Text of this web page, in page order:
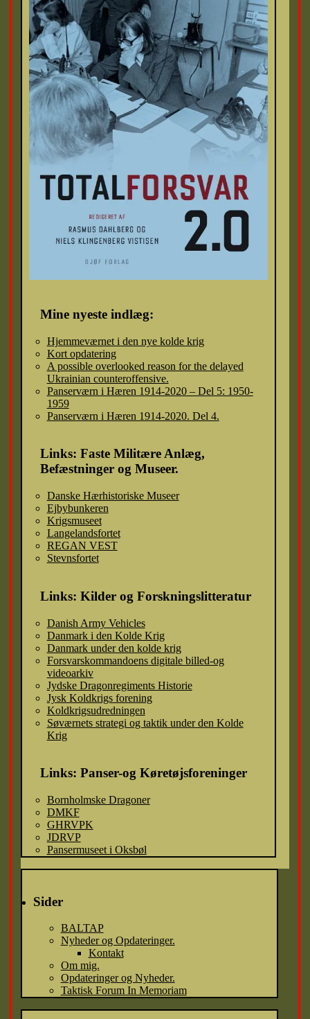
Mine nyeste indlæg:
Hjemmeværnet i den nye kolde krig
Kort opdatering
A possible overlooked reason for the delayed
Ukrainian counteroffensive.
Panserværn i Hæren 1914-2020 – Del 5: 1950-
1959
Panserværn i Hæren 1914-2020. Del 4.
Links: Faste Militære Anlæg,
Befæstninger og Museer.
Danske Hærhistoriske Museer
Ejbybunkeren
Krigsmuseet
Langelandsfortet
REGAN VEST
Stevnsfortet
Links: Kilder og Forskningslitteratur
Danish Army Vehicles
Danmark i den Kolde Krig
Danmark under den kolde krig
Forsvarskommandoens digitale billed-og
videoarkiv
Jydske Dragonregiments Historie
Jysk Koldkrigs forening
Koldkrigsudredningen
Søværnets strategi og taktik under den Kolde
Krig
Links: Panser-og Køretøjsforeninger
Bornholmske Dragoner
DMKF
GHRVPK
JDRVP
Pansermuseet i Oksbøl
Sider
BALTAP
Nyheder og Opdateringer.
Kontakt
Om mig.
Opdateringer og Nyheder.
Taktisk Forum In Memoriam